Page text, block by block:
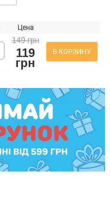
Цена
149 грн
119
грн
В КОРЗИНУ